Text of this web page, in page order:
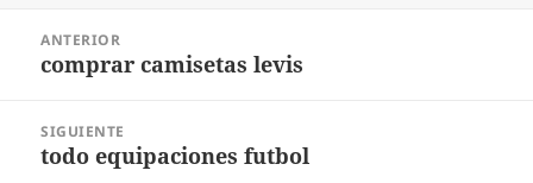
entradas
ANTERIOR
Entrada
comprar camisetas levis
SIGUIENTE
Entrada
todo equipaciones futbol